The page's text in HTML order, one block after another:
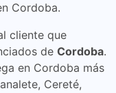
Cordoba.
cliente que
de Cordoba.
en Cordoba más
Cereté,